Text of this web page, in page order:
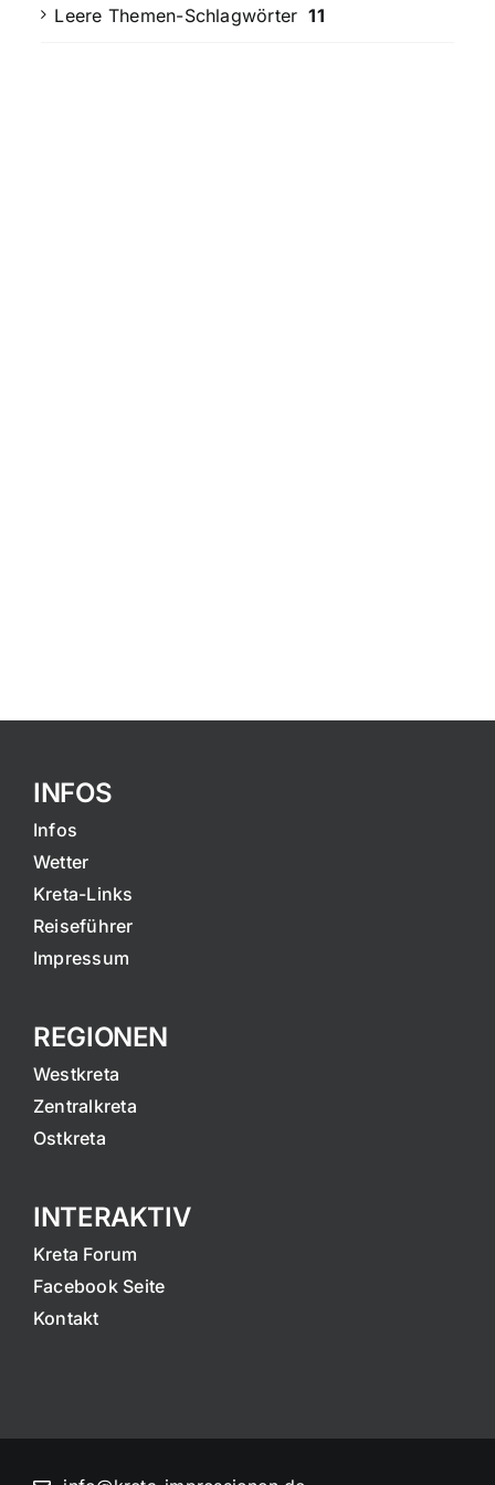
Leere Themen-Schlagwörter 11
INFOS
Infos
Wetter
Kreta-Links
Reiseführer
Impressum
REGIONEN
Westkreta
Zentralkreta
Ostkreta
INTERAKTIV
Kreta Forum
Facebook Seite
Kontakt